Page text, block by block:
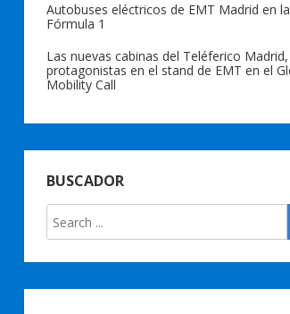
Autobuses eléctricos de EMT Madrid en la
Fórmula 1
Las nuevas cabinas del Teléferico Madrid,
protagonistas en el stand de EMT en el
Mobility Call
BUSCADOR